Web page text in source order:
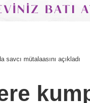
savcı mütalaasını açıkladı